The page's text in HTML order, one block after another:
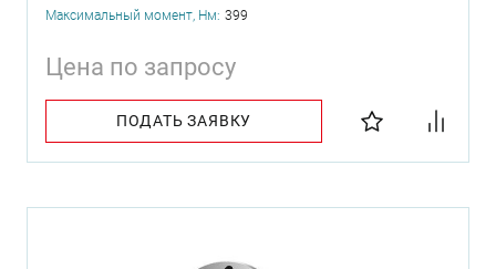
Максимальный момент, Нм: 399
Цена по запросу
ПОДАТЬ ЗАЯВКУ